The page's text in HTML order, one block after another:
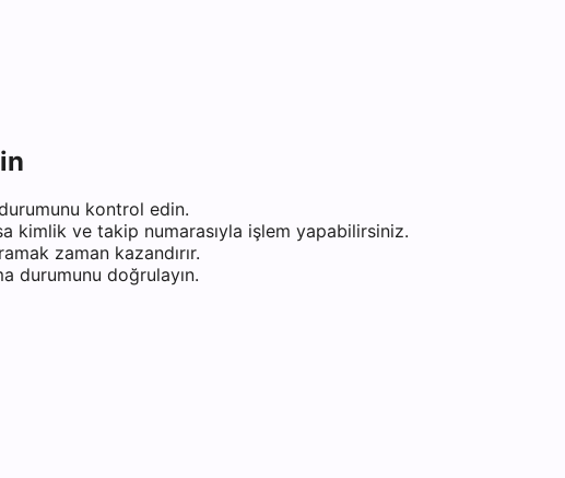
kontrol edin.
kimlik ve takip numarasıyla işlem yapabilirsiniz.
zaman kazandırır.
durumunu doğrulayın.